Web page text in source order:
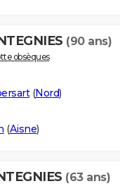
(90 ans)
obsèques
(Nord)
(Aisne)
(63 ans)